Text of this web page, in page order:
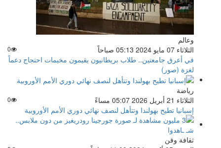
وعالم
الثلاثاء 07 مايو 2024 05:13 صباحاً
0
في أعرق جامعتين.. طلاب بريطانيون يقيمون مخيمات احتجاج دعماً
لغزة (صور)
رياضة
الثلاثاء 21 أبريل 2026 05:07 مساءً
0
إسبانيا تطيح بهولندا وتتأهل لنصف نهائي دوري الأمم الأوروبية
ثقافة وفن